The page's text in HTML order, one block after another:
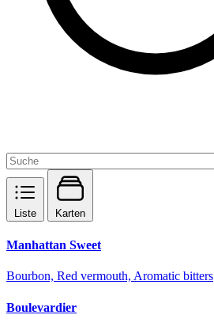
Liste Karten
Manhattan Sweet
Bourbon, Red vermouth, Aromatic bitters
Boulevardier